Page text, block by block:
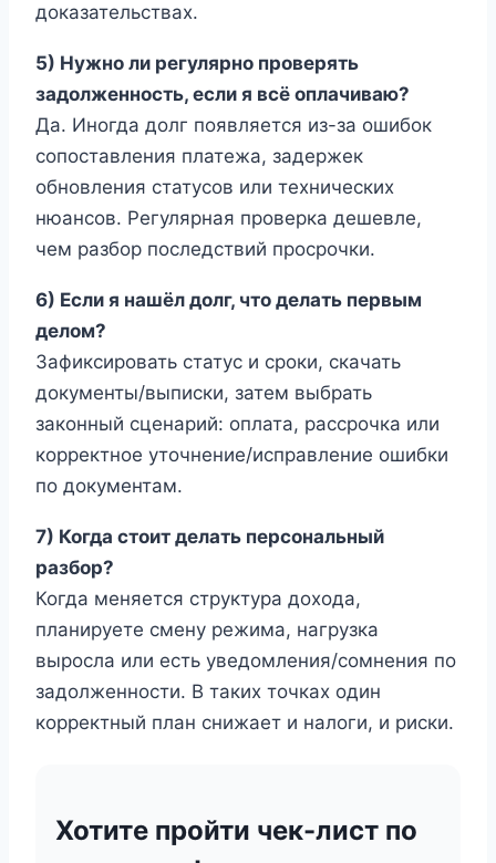
доказательствах.
5) Нужно ли регулярно проверять
задолженность, если я всё оплачиваю?
Да. Иногда долг появляется из-за ошибок
сопоставления платежа, задержек
обновления статусов или технических
нюансов. Регулярная проверка дешевле,
чем разбор последствий просрочки.
6) Если я нашёл долг, что делать первым
делом?
Зафиксировать статус и сроки, скачать
документы/выписки, затем выбрать
законный сценарий: оплата, рассрочка или
корректное уточнение/исправление ошибки
по документам.
7) Когда стоит делать персональный
разбор?
Когда меняется структура дохода,
планируете смену режима, нагрузка
выросла или есть уведомления/сомнения по
задолженности. В таких точках один
корректный план снижает и налоги, и риски.
Хотите пройти чек-лист по